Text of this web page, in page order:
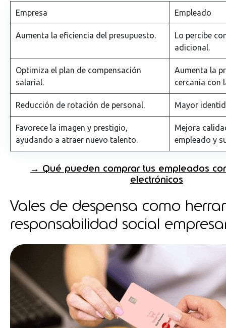
Empresa Empleado
Aumenta la eficiencia del presupuesto.
Lo percibe
adicional.
Optimiza el plan de compensación
salarial.
Aumenta la
cercanía con
Reducción de rotación de personal. Mayor
Favorece la imagen y prestigio,
ayudando a atraer nuevo talento.
Mejora
empleado y
→ Qué pueden comprar tus empleados
electrónicos
Vales de despensa como
responsabilidad social